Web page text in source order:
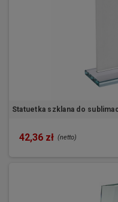
Statuetka szklana do
42,36 zł (netto)